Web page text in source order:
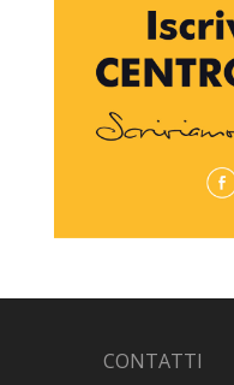
CONTATTI